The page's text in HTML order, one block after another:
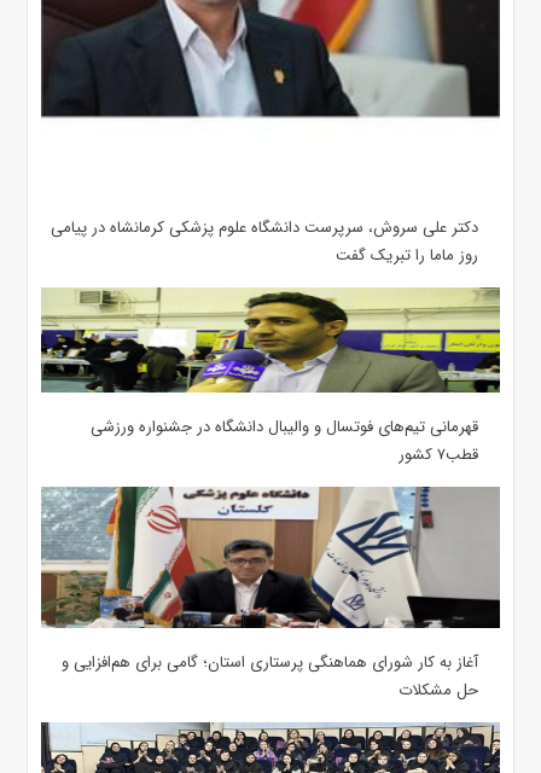
دکتر علی سروش، سرپرست دانشگاه علوم پزشکی کرمانشاه در پیامی
روز ماما را تبریک گفت
قهرمانی تیم‌های فوتسال و والیبال دانشگاه در جشنواره ورزشی
قطب۷ کشور
آغاز به کار شورای هماهنگی پرستاری استان؛ گامی برای هم‌افزایی و
حل مشکلات